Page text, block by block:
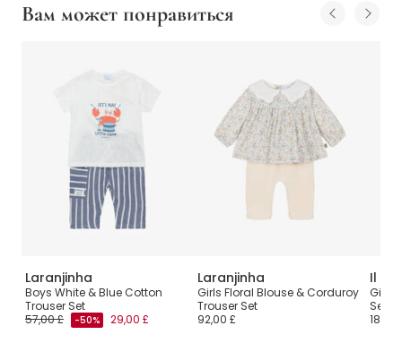
Вам может понравиться
Laranjinha
Boys White & Blue Cotton
Trouser Set
57,00 £
-50% 29,00 £
Laranjinha
Girls Floral Blouse & Corduroy
Trouser Set
92,00 £
Il
Girls
Set